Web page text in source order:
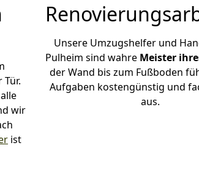
wir
ist
Unsere Umzugshelfer und
Pulheim sind wahre Meister
der Wand bis zum Fußboden
Aufgaben kostengünstig und
aus.